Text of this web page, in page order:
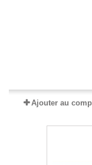
Ajouter au